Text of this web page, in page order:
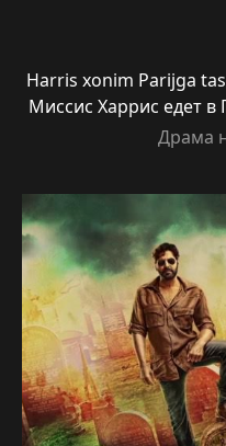
Harris xonim Parijga
Миссис Харрис едет в
Драма